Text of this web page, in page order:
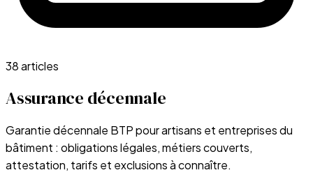
38articles
Assurance décennale
Garantie décennale BTP pour artisans et entreprises du
bâtiment : obligations légales, métiers couverts,
attestation, tarifs et exclusions à connaître.